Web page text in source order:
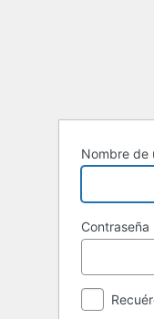
Nombre de
Contraseña